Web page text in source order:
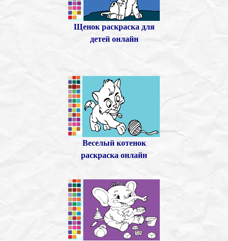
Щенок раскраска для
детей онлайн
Веселый котенок
раскраска онлайн